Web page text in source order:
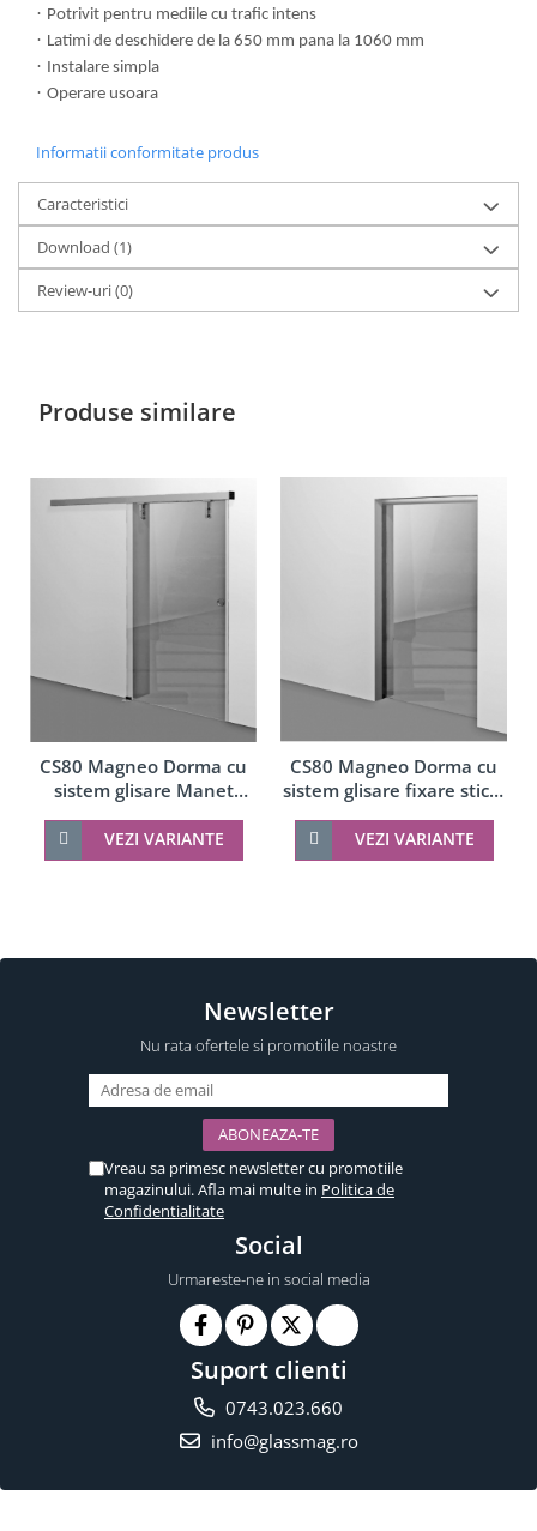
· Potrivit pentru mediile cu trafic intens
· Latimi de deschidere de la 650 mm pana la 1060 mm
· Instalare simpla
· Operare usoara
Informatii conformitate produs
Caracteristici
Download (1)
Review-uri(0)
Produse similare
CS80 Magneo Dorma cu
sistem glisare Manet
montaj perete
VEZI VARIANTE
CS80 Magneo Dorma cu
sistem glisare fixare sticla
in profil montaj tavan
VEZI VARIANTE
Newsletter
Nu rata ofertele si promotiile noastre
Vreau sa primesc newsletter cu promotiile
magazinului. Afla mai multe in Politica de
Confidentialitate
Social
Urmareste-ne in social media
Suport clienti
0743.023.660
info@glassmag.ro